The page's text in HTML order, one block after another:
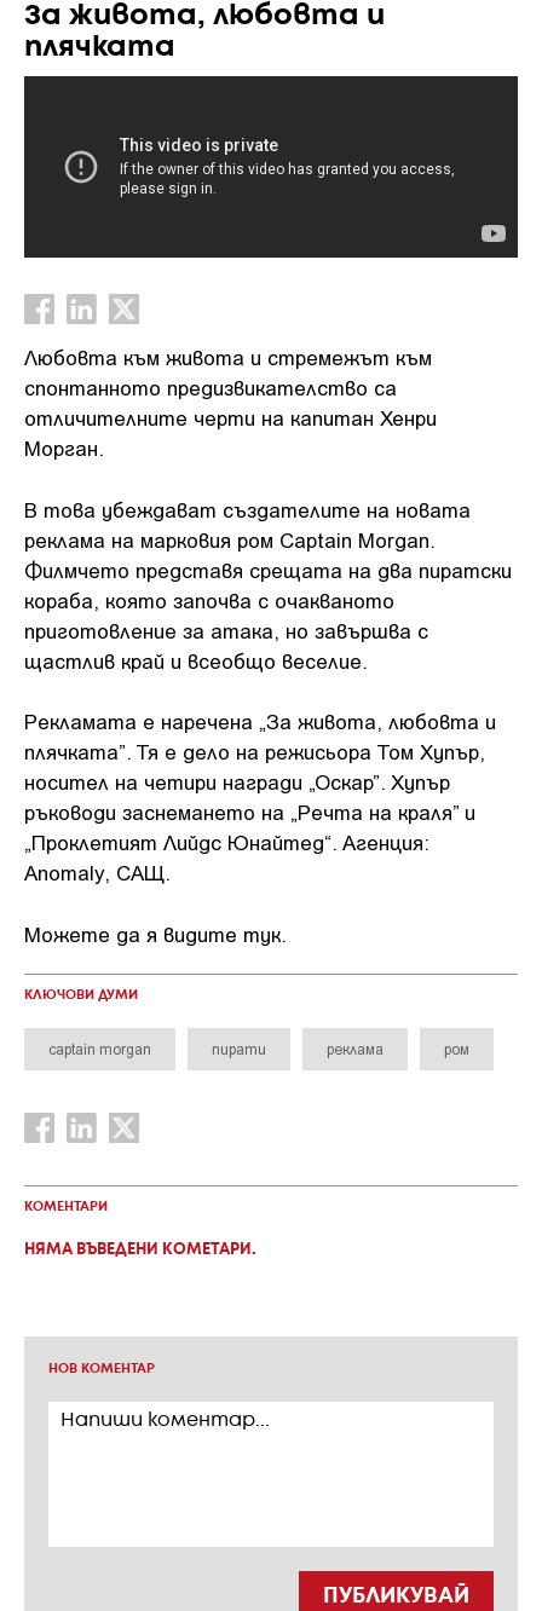
За живота, любовта и
плячката
Любовта към живота и стремежът към
спонтанното предизвикателство са
отличителните черти на капитан Хенри
Морган.
В това убеждават създателите на новата
реклама на марковия ром Captain Morgan.
Филмчето представя срещата на два пиратски
кораба, която започва с очакваното
приготовление за атака, но завършва с
щастлив край и всеобщо веселие.
Рекламата е наречена „За живота, любовта и
плячката”. Тя е дело на режисьора Том Хупър,
носител на четири награди „Оскар”. Хупър
ръководи заснемането на „Речта на краля” и
„Проклетият Лийдс Юнайтед“. Агенция:
Anomaly, САЩ.
Можете да я видите тук.
КЛЮЧОВИ ДУМИ
captain morgan пирати реклама ром
КОМЕНТАРИ
НЯМА ВЪВЕДЕНИ КОМЕТАРИ.
НОВ КОМЕНТАР
ПУБЛИКУВАЙ